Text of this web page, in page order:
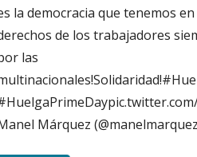
la democracia que tenemos
de los trabajadores
las
Márquez